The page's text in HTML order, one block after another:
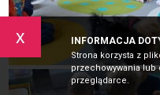
x INFORMACJA
Strona korzysta z
przechowywania lub
przeglądarce.